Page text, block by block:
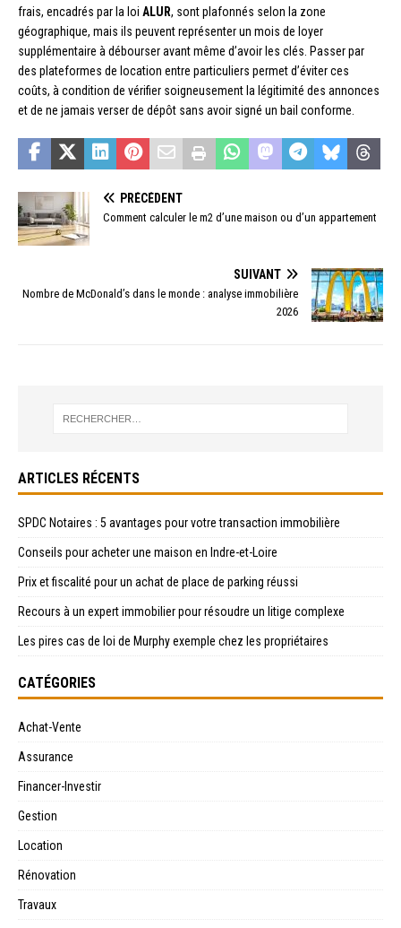
frais, encadrés par la loi ALUR, sont plafonnés selon la zone
géographique, mais ils peuvent représenter un mois de loyer
supplémentaire à débourser avant même d’avoir les clés. Passer par
des plateformes de location entre particuliers permet d’éviter ces
coûts, à condition de vérifier soigneusement la légitimité des annonces
et de ne jamais verser de dépôt sans avoir signé un bail conforme.
PRÉCÉDENT
Comment calculer le m2 d’une maison ou d’un appartement
SUIVANT
Nombre de McDonald’s dans le monde : analyse immobilière
2026
ARTICLES RÉCENTS
SPDC Notaires : 5 avantages pour votre transaction immobilière
Conseils pour acheter une maison en Indre-et-Loire
Prix et fiscalité pour un achat de place de parking réussi
Recours à un expert immobilier pour résoudre un litige complexe
Les pires cas de loi de Murphy exemple chez les propriétaires
CATÉGORIES
Achat-Vente
Assurance
Financer-Investir
Gestion
Location
Rénovation
Travaux